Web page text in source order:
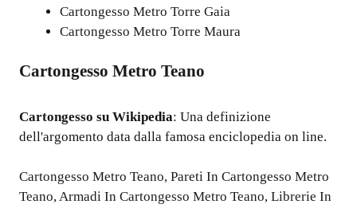
Cartongesso Metro Torre Gaia
Cartongesso Metro Torre Maura
Cartongesso Metro Teano
Cartongesso su Wikipedia: Una definizione
dell'argomento data dalla famosa enciclopedia on line.
Cartongesso Metro Teano, Pareti In Cartongesso Metro
Teano,Armadi In Cartongesso Metro Teano, Librerie In